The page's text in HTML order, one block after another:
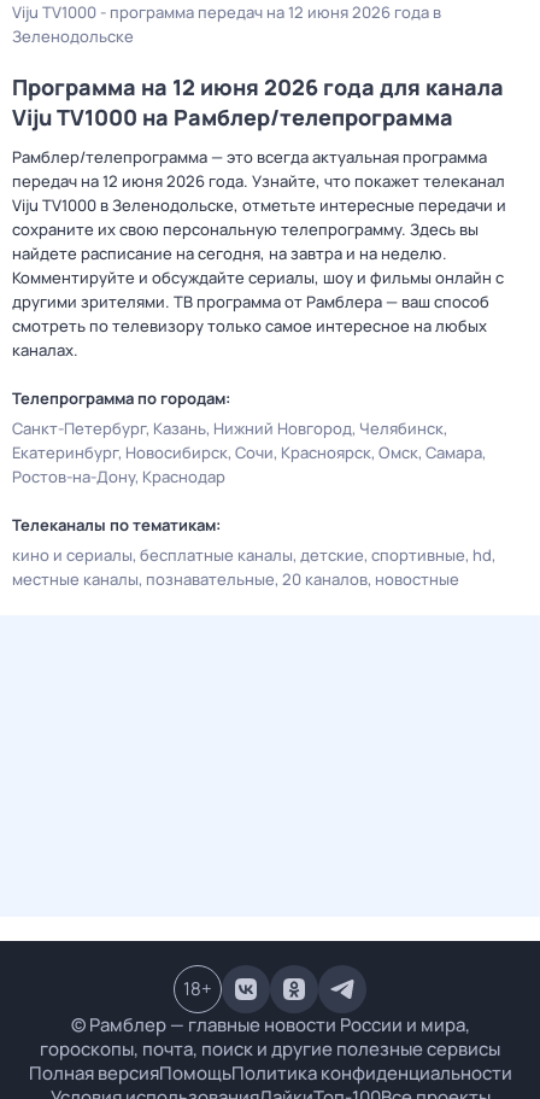
Viju TV1000 - программа передач на 12 июня 2026 года в
Зеленодольске
Программа на 12 июня 2026 года для канала
Viju TV1000 на Рамблер/телепрограмма
Рамблер/телепрограмма — это всегда актуальная программа
передач на 12 июня 2026 года. Узнайте, что покажет телеканал
Viju TV1000 в Зеленодольске, отметьте интересные передачи и
сохраните их свою персональную телепрограмму. Здесь вы
найдете расписание на сегодня, на завтра и на неделю.
Комментируйте и обсуждайте сериалы, шоу и фильмы онлайн с
другими зрителями. ТВ программа от Рамблера — ваш способ
смотреть по телевизору только самое интересное на любых
каналах.
Телепрограмма по городам:
Санкт-Петербург Казань Нижний Новгород Челябинск
Екатеринбург Новосибирск Сочи Красноярск Омск Самара
Ростов-на-Дону Краснодар
Телеканалы по тематикам:
кино и сериалы бесплатные каналы детские спортивные hd
местные каналы познавательные 20 каналов новостные
© Рамблер — главные новости России и мира,
гороскопы, почта, поиск и другие полезные сервисы
Полная версияПомощьПолитика конфиденциальности
18+